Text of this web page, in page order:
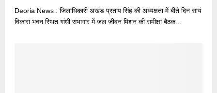
Deoria News : जिलाधिकारी अखंड प्रताप सिंह की अध्यक्षता में बीते दिन सायं
विकास भवन स्थित गांधी सभागार में जल जीवन मिशन की समीक्षा बैठक...